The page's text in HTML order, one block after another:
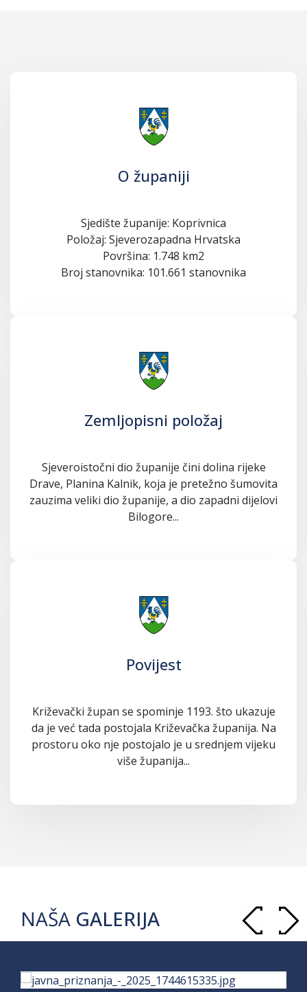
O županiji
Sjedište županije: Koprivnica
Položaj: Sjeverozapadna Hrvatska
Površina: 1.748 km2
Broj stanovnika: 101.661 stanovnika
Zemljopisni položaj
Sjeveroistočni dio županije čini dolina rijeke
Drave, Planina Kalnik, koja je pretežno šumovita
zauzima veliki dio županije, a dio zapadni dijelovi
Bilogore...
Povijest
Križevački župan se spominje 1193. što ukazuje
da je već tada postojala Križevačka županija. Na
prostoru oko nje postojalo je u srednjem vijeku
više županija...
NAŠA GALERIJA